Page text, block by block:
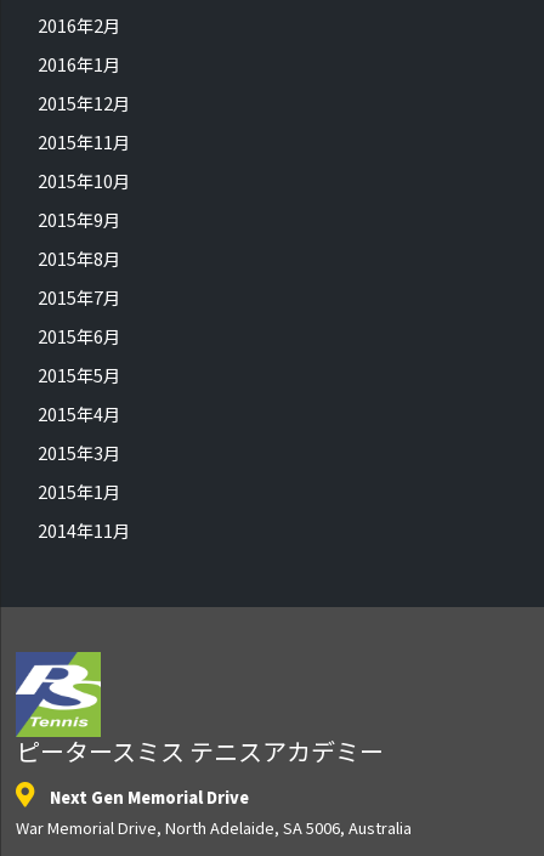
2016年2月
2016年1月
2015年12月
2015年11月
2015年10月
2015年9月
2015年8月
2015年7月
2015年6月
2015年5月
2015年4月
2015年3月
2015年1月
2014年11月
ピータースミス テニスアカデミー
Next Gen Memorial Drive
War Memorial Drive, North Adelaide, SA 5006, Australia